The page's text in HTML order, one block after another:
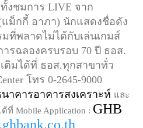
งชมการ LIVE จาก
แม็กกี้ อาภา) นักแสดงชื่อดัง
มที่พลาดไม่ได้กับเล่นเกมส์
รฉลองครบรอบ 70 ปี ธอส.
ติมได้ที่ ธอส.ทุกสาขาทั่ว
โทร 0-2645-9000
นาคารอาคารสงเคราะห์ และ
ที่ Mobile Application : GHB